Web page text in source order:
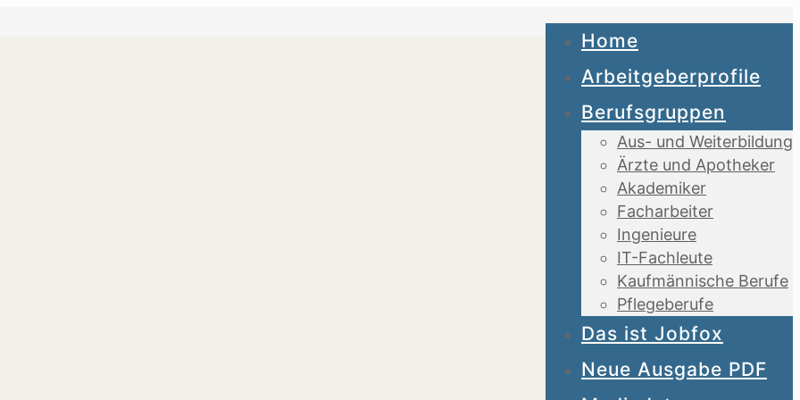
Home
Arbeitgeberprofile
Berufsgruppen
Aus- und Weiterbildung
Ärzte und Apotheker
Akademiker
Facharbeiter
Ingenieure
IT-Fachleute
Kaufmännische Berufe
Pflegeberufe
Das ist Jobfox
Neue Ausgabe PDF